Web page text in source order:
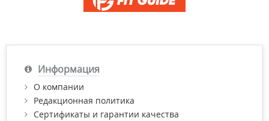
Информация
О компании
Редакционная политика
Сертификаты и гарантии качества